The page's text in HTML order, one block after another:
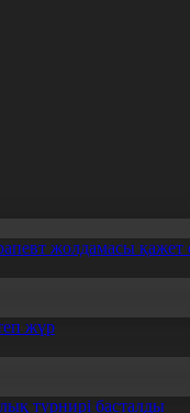
жолдамасы қажет
жүр
турнирі басталды